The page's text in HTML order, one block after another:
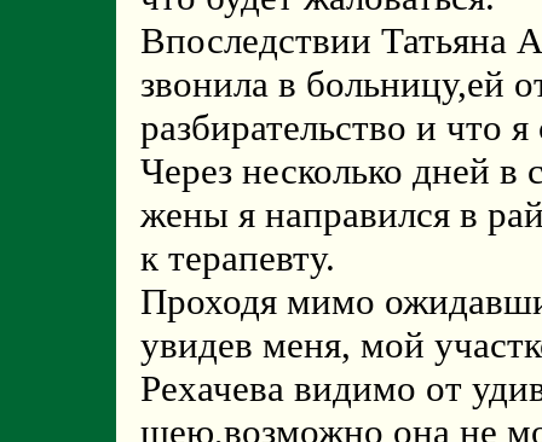
Впоследствии Татьяна
звонила в больницу,ей
разбирательство и что я
Через несколько дней
жены я направился в
к терапевту.
Проходя мимо
увидев меня, мой
Рехачева видимо от
шею,возможно она не